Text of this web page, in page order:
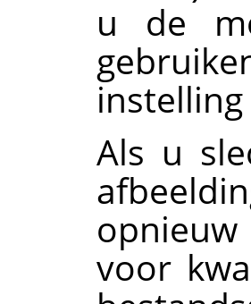
u de
instelling
Als u
voor